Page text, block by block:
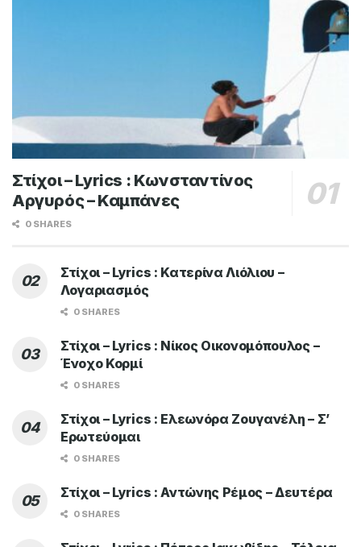
Στίχοι – Lyrics : Κωνσταντίνος
Αργυρός – Καμπάνες
0 SHARES
Στίχοι – Lyrics : Κατερίνα Λιόλιου –
Λογαριασμός
0 SHARES
Στίχοι – Lyrics : Νίκος Οικονομόπουλος –
Ένοχο Κορμί
0 SHARES
Στίχοι – Lyrics : Ελεωνόρα Ζουγανέλη – Σ’
Ερωτεύομαι
0 SHARES
Στίχοι – Lyrics : Αντώνης Ρέμος – Δευτέρα
0 SHARES